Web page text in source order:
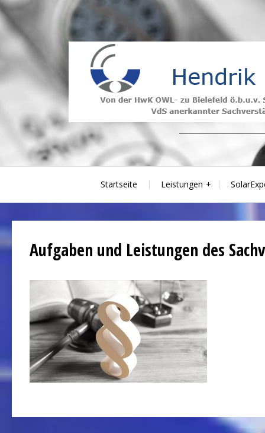
Skip
to
content
Photovoltaik Sachverständiger
Startseite Leistungen
Aufgaben und Leistungen des